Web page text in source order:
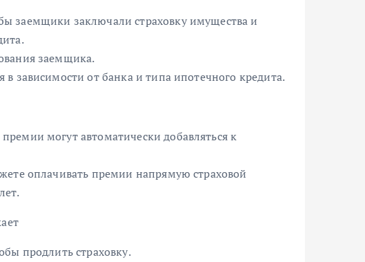
заемщики заключали страховку имущества и
заемщика.
в зависимости от банка и типа ипотечного кредита.
могут автоматически добавляться к
оплачивать премии напрямую страховой
продлить страховку.